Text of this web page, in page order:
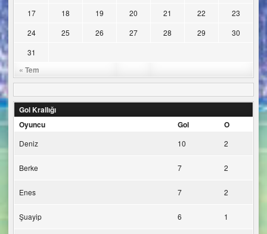
« Tem
17
18 19 20 21 22
23
24
25 26 27 28 29
30
31
Gol Krallığı
Oyuncu
Gol O
Deniz 10 2
Berke 7 2
Enes 7 2
Şuayip 6 1